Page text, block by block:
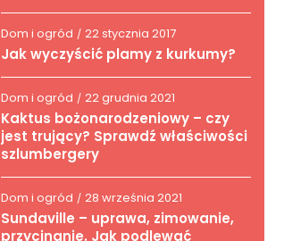
Dom i ogród / 22 stycznia 2017
Jak wyczyścić plamy z kurkumy?
Dom i ogród / 22 grudnia 2021
Kaktus bożonarodzeniowy – czy
jest trujący? Sprawdź właściwości
szlumbergery
Dom i ogród / 28 września 2021
Sundaville – uprawa, zimowanie,
przycinanie. Jak podlewać